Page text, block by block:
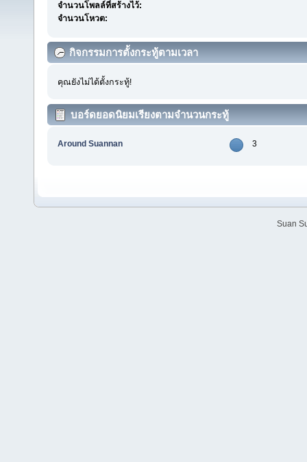
จำนวนโพลล์ที่สร้างไว้:
จำนวนโหวต:
กิจกรรมการตั้งกระทู้ตามเวลา
คุณยังไม่ได้ตั้งกระทู้!
บอร์ดยอดนิยมเรียงตามจำนวนกระทู้
Around Suannan 3
Suan